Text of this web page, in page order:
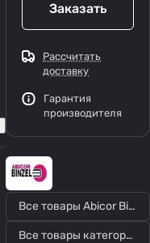
Заказать
Рассчитать
доставку
Гарантия
производителя
Все товары Abicor Binzel
Все товары категории